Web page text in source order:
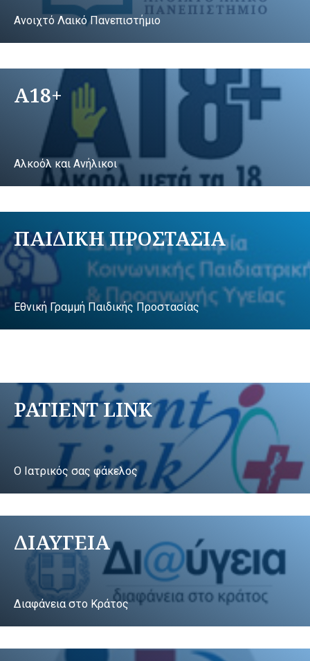
Ανοιχτό Λαικό Πανεπιστήμιο
A18+
Αλκοόλ και Ανήλικοι
ΠΑΙΔΙΚΗ ΠΡΟΣΤΑΣΙΑ
Εθνική Γραμμή Παιδικής Προστασίας
PATIENT LINK
Ο Ιατρικός σας φάκελος
ΔΙΑΥΓΕΙΑ
Διαφάνεια στο Κράτος